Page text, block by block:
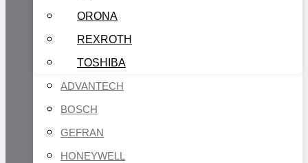
ORONA
REXROTH
TOSHIBA
ADVANTECH
BOSCH
GEFRAN
HONEYWELL